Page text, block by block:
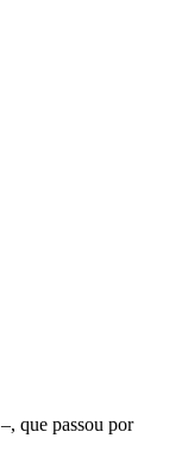
que passou por